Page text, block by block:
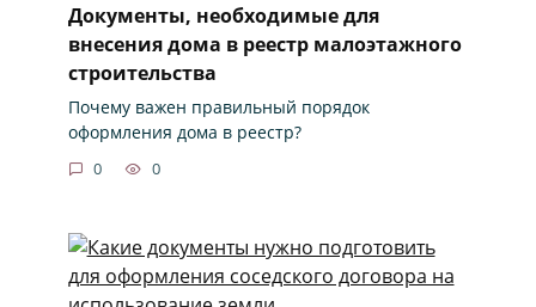
Документы, необходимые для
внесения дома в реестр малоэтажного
строительства
Почему важен правильный порядок
оформления дома в реестр?
0 0